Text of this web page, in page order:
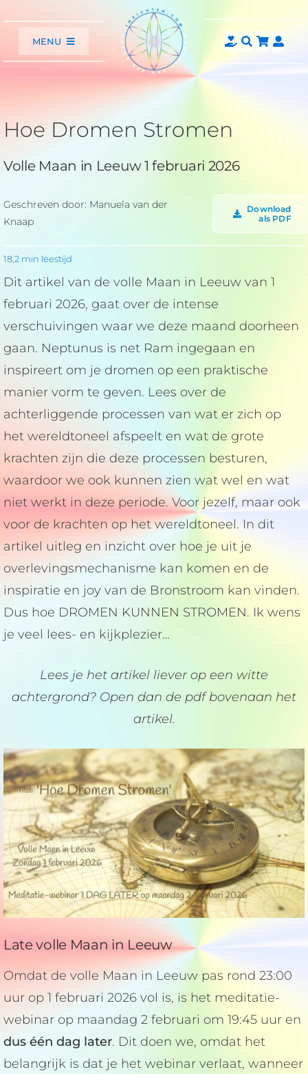
inhoud
MENU
Home
Astrologie
Agenda
Over
Contact
Hoe Dromen Stromen
Volle Maan in Leeuw 1 februari 2026
Geschreven door: Manuela van der
Knaap
Download
als PDF
18,2 min leestijd
Dit artikel van de volle Maan in Leeuw van 1
februari 2026, gaat over de intense
verschuivingen waar we deze maand doorheen
gaan. Neptunus is net Ram ingegaan en
inspireert om je dromen op een praktische
manier vorm te geven. Lees over de
achterliggende processen van wat er zich op
het wereldtoneel afspeelt en wat de grote
krachten zijn die deze processen besturen,
waardoor we ook kunnen zien wat wel en wat
niet werkt in deze periode. Voor jezelf, maar ook
voor de krachten op het wereldtoneel. In dit
artikel uitleg en inzicht over hoe je uit je
overlevingsmechanisme kan komen en de
inspiratie en joy van de Bronstroom kan vinden.
Dus hoe DROMEN KUNNEN STROMEN. Ik wens
je veel lees- en kijkplezier…
Lees je het artikel liever op een witte
achtergrond? Open dan de pdf bovenaan het
artikel.
Late volle Maan in Leeuw
Omdat de volle Maan in Leeuw pas rond 23:00
uur op 1 februari 2026 vol is, is het meditatie-
webinar op maandag 2 februari om 19:45 uur en
dus één dag later. Dit doen we, omdat het
belangrijk is dat je het webinar verlaat, wanneer